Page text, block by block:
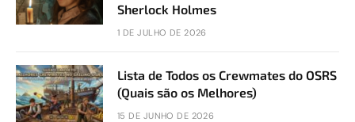
Sherlock Holmes
1 DE JULHO DE 2026
Lista de Todos os Crewmates do OSRS
(Quais são os Melhores)
15 DE JUNHO DE 2026